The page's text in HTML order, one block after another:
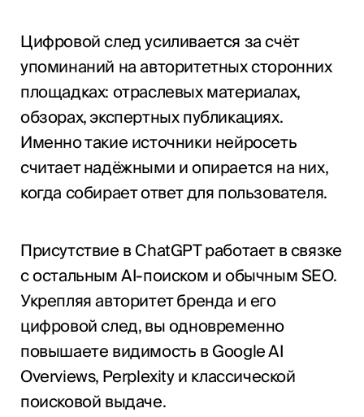
Цифровой след усиливается за счёт
упоминаний на авторитетных сторонних
площадках: отраслевых материалах,
обзорах, экспертных публикациях.
Именно такие источники нейросеть
считает надёжными и опирается на них,
когда собирает ответ для пользователя.
Присутствие в ChatGPT работает в связке
с остальным AI-поиском и обычным SEO.
Укрепляя авторитет бренда и его
цифровой след, вы одновременно
повышаете видимость в Google AI
Overviews, Perplexity и классической
поисковой выдаче.